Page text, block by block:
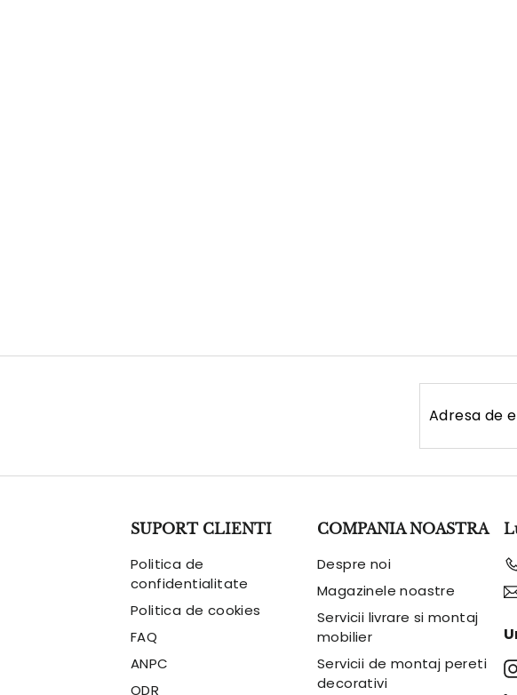
de
va
SUPORT CLIENTI
Politica de
confidentialitate
Politica de cookies
FAQ
ANPC
ODR
COMPANIA NOASTRA
Despre noi
Magazinele noastre
Servicii livrare si montaj
mobilier
Servicii de montaj pereti
decorativi